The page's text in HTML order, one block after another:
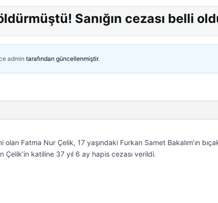
Sanığın cezası belli
admin tarafından güncellenmiştir.
Fatma Nur Çelik, 17 yaşındaki Furkan Samet Bakalım’ın
Çelik’in katiline 37 yıl 6 ay hapis cezası verildi.